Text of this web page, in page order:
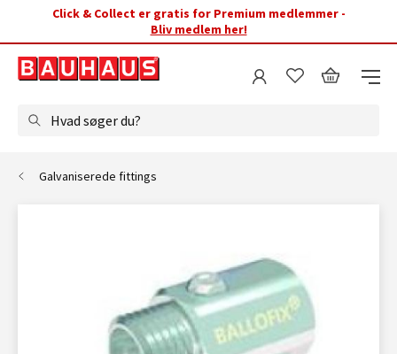
Click & Collect er gratis for Premium medlemmer -
Bliv medlem her!
Hvad søger du?
Galvaniserede fittings